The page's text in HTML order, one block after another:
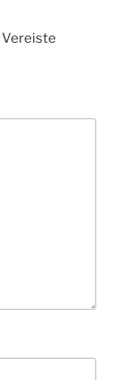
Vereiste